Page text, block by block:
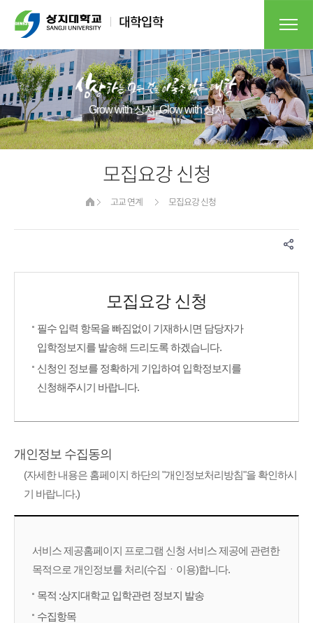
Grow with 상지, Glow with 상지
모집요강 신청
고교 연계 모집요강 신청
모집요강 신청
필수 입력 항목을 빠짐없이 기재하시면 담당자가
입학정보지를 발송해 드리도록 하겠습니다.
신청인 정보를 정확하게 기입하여 입학정보지를
신청해주시기 바랍니다.
개인정보 수집동의
(자세한 내용은 홈페이지 하단의 "개인정보처리방침"을 확인하시
기 바랍니다.)
서비스 제공홈페이지 프로그램 신청 서비스 제공에 관련한
목적으로 개인정보를 처리(수집ㆍ이용)합니다.
목적 :상지대학교 입학관련 정보지 발송
수집항목